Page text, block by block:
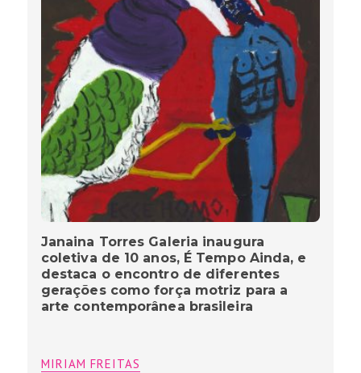
Janaina Torres Galeria inaugura
coletiva de 10 anos, É Tempo Ainda, e
destaca o encontro de diferentes
gerações como força motriz para a
arte contemporânea brasileira
MIRIAM FREITAS